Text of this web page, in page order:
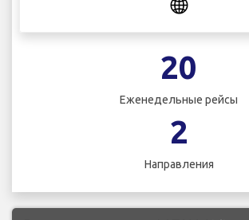
20
Еженедельные рейсы
2
Направления